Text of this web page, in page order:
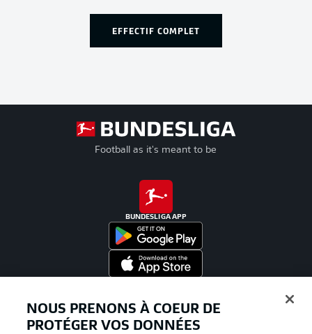
EFFECTIF COMPLET
Football as it's meant to be
BUNDESLIGA APP
NOUS PRENONS À COEUR DE
PROTÉGER VOS DONNÉES